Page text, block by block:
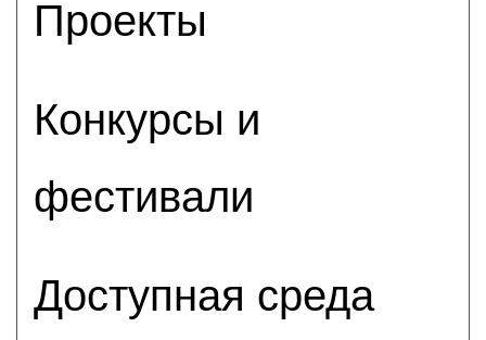
Проекты
Конкурсы и
фестивали
Доступная среда